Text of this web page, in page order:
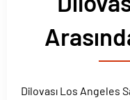
Dilovası Los Angeles